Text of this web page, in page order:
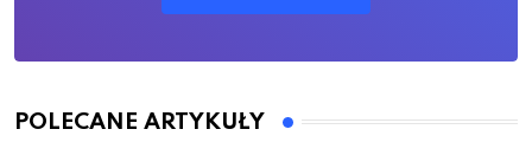
POLECANE ARTYKUŁY